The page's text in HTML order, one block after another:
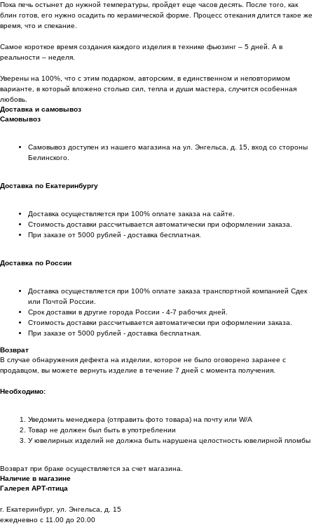
Пока печь остынет до нужной температуры, пройдет еще часов десять. После того, как
блин готов, его нужно осадить по керамической форме. Процесс отекания длится такое же
время, что и спекание.
Самое короткое время создания каждого изделия в технике фьюзинг – 5 дней. А в
реальности – неделя.
Уверены на 100%, что с этим подарком, авторским, в единственном и неповторимом
варианте, в который вложено столько сил, тепла и души мастера, случится особенная
любовь.
Доставка и самовывоз
Самовывоз
Самовывоз доступен из нашего магазина на ул. Энгельса, д. 15, вход со стороны
Белинского.
Доставка по Екатеринбургу
Доставка осуществляется при 100% оплате заказа на сайте.
Стоимость доставки рассчитывается автоматически при оформлении заказа.
При заказе от 5000 рублей - доставка бесплатная.
Доставка по России
Доставка осуществляется при 100% оплате заказа транспортной компанией Сдек
или Почтой России.
Срок доставки в другие города России - 4-7 рабочих дней.
Стоимость доставки рассчитывается автоматически при оформлении заказа.
При заказе от 5000 рублей - доставка бесплатная.
Возврат
В случае обнаружения дефекта на изделии, которое не было оговорено заранее с
продавцом, вы можете вернуть изделие в течение 7 дней с момента получения.
Необходимо:
Уведомить менеджера (отправить фото товара) на почту или W/А
Товар не должен был быть в употреблении
У ювелирных изделий не должна быть нарушена целостность ювелирной пломбы
Возврат при браке осуществляется за счет магазина.
Наличие в магазине
Галерея АРТ-птица
г. Екатеринбург, ул. Энгельса, д. 15
ежедневно с 11.00 до 20.00